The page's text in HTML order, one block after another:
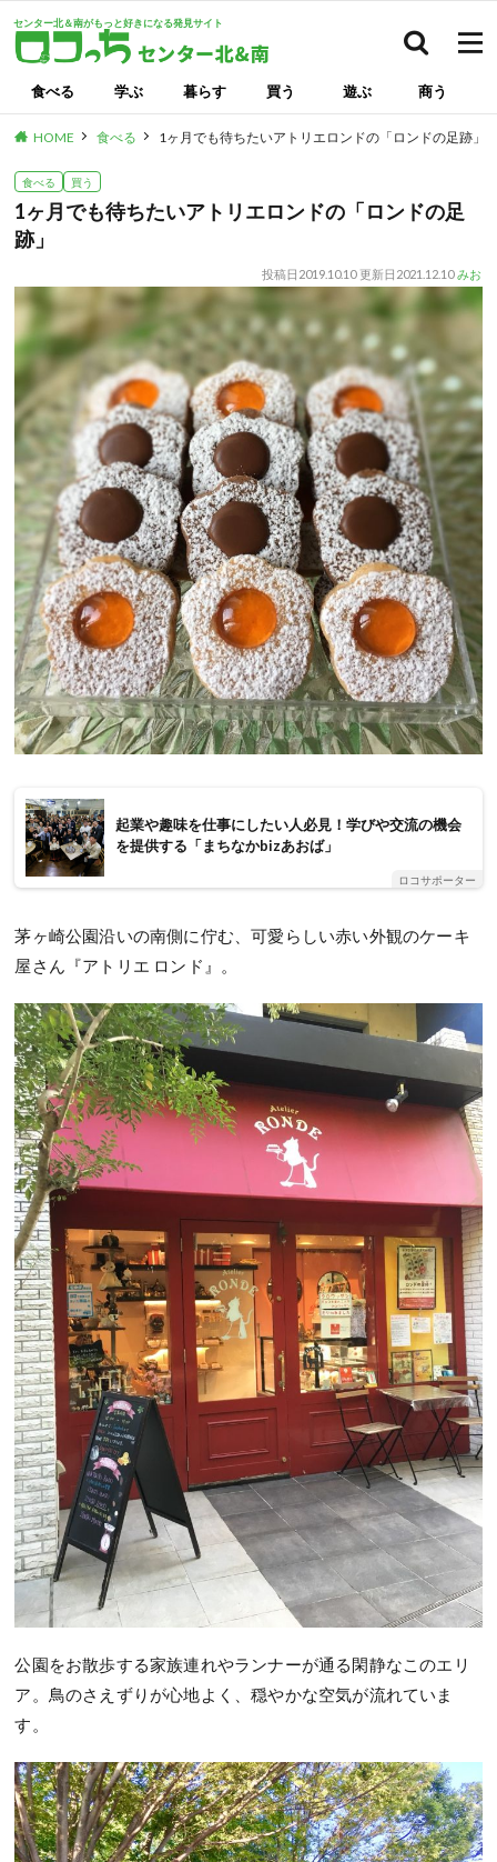
センター北＆南がもっと好きになる発見サイト
食べる 学ぶ 暮らす 買う 遊ぶ 商う
HOME 食べる 1ヶ月でも待ちたいアトリエロンドの「ロンドの足跡」
食べる 買う
1ヶ月でも待ちたいアトリエロンドの「ロンドの足
跡」
投稿日 2019.10.10 更新日 2021.12.10 みお
起業や趣味を仕事にしたい人必見！学びや交流の機会
を提供する「まちなかbizあおば」
ロコサポーター
茅ヶ崎公園沿いの南側に佇む、可愛らしい赤い外観のケーキ
屋さん『アトリエ ロンド』。
公園をお散歩する家族連れやランナーが通る閑静なこのエリ
ア。鳥のさえずりが心地よく、穏やかな空気が流れていま
す。